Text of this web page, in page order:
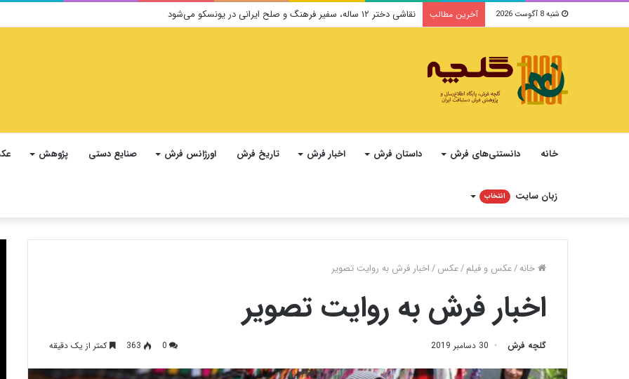
شنبه 8 آگوست 2026 آخرین مطالب نقاشی دختر ۱۲ ساله، سفیر فرهنگ و صلح ایرانی در یونسکو می‌شود
خانه دانستنی‌های فرش داستان فرش اخبار فرش تاریخ فرش اورژانس فرش صنایع دستی پژوهش
زبان سایت انتخاب
خانه/عکس و فیلم/عکس/اخبار فرش به روایت تصویر
اخبار فرش به روایت تصویر
گلچه فرش 30 دسامبر 2019 0
363 کمتر از یک دقیقه